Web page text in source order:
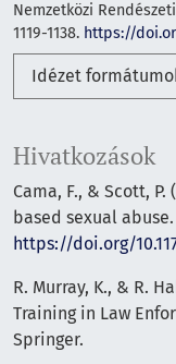
Nemzetközi
1119-1138. https://
Idézet
Hivatkozások
Cama, F., & Scott,
based sexual
https://doi.org/
R. Murray, K., & R.
Training in Law
Springer.